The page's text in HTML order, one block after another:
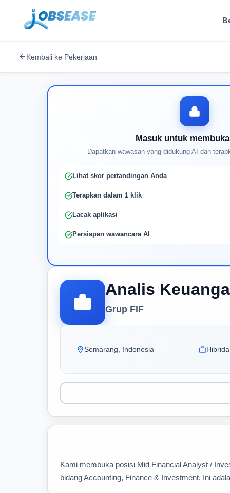
Kembali ke Pekerjaan
Analis
Grup FIF
Semarang, Indonesia Hibrida
Kami membuka posisi Mid Financial Analyst /
bidang Accounting, Finance & Investment. Ini
Masuk untuk
Dapatkan wawasan yang didukung AI dan
Lihat skor pertandingan Anda
Terapkan dalam 1 klik
Lacak aplikasi
Persiapan wawancara AI